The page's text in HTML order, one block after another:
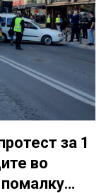
за 1
во